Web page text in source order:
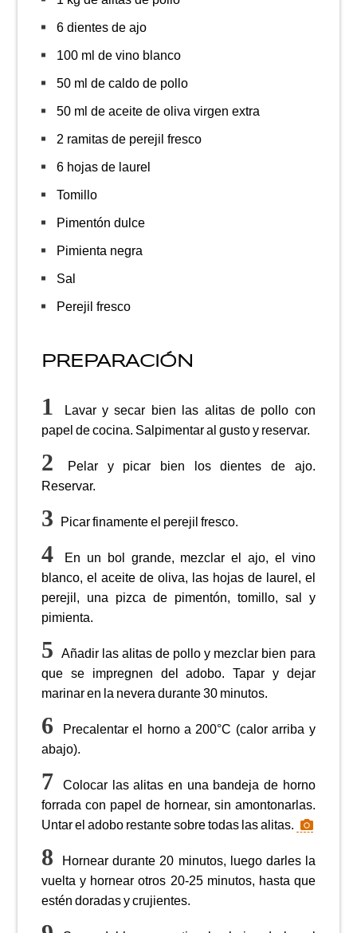
6 dientes de ajo
100 ml de vino blanco
50 ml de caldo de pollo
50 ml de aceite de oliva virgen extra
2 ramitas de perejil fresco
6 hojas de laurel
Tomillo
Pimentón dulce
Pimienta negra
Sal
Perejil fresco
PREPARACIÓN
Lavar y secar bien las alitas de pollo con
papel de cocina. Salpimentar al gusto y reservar.
Pelar y picar bien los dientes de ajo.
Reservar.
Picar finamente el perejil fresco.
En un bol grande, mezclar el ajo, el vino
blanco, el aceite de oliva, las hojas de laurel, el
perejil, una pizca de pimentón, tomillo, sal y
pimienta.
Añadir las alitas de pollo y mezclar bien para
que se impregnen del adobo. Tapar y dejar
marinar en la nevera durante 30 minutos.
Precalentar el horno a 200°C (calor arriba y
abajo).
Colocar las alitas en una bandeja de horno
forrada con papel de hornear, sin amontonarlas.
Untar el adobo restante sobre todas las alitas.
Hornear durante 20 minutos, luego darles la
vuelta y hornear otros 20-25 minutos, hasta que
estén doradas y crujientes.